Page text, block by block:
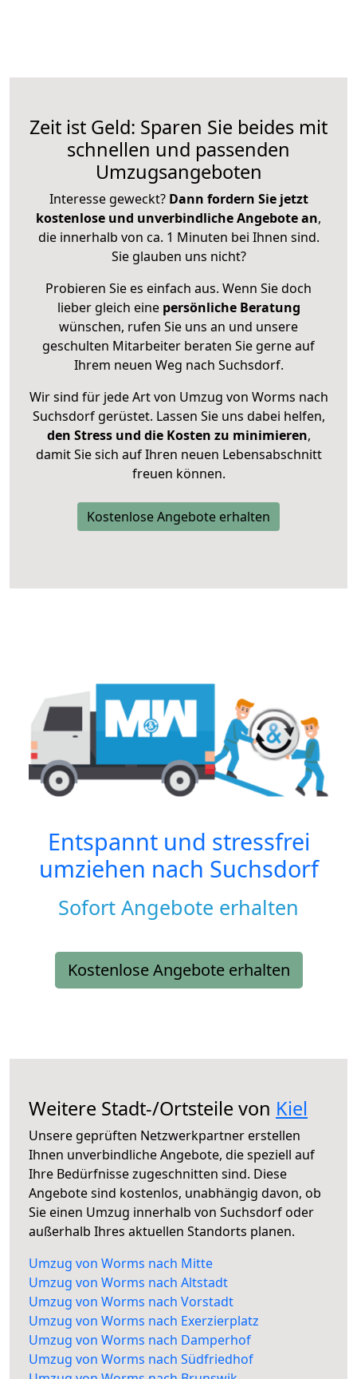
Zeit ist Geld: Sparen Sie beides mit
schnellen und passenden
Umzugsangeboten
Interesse geweckt? Dann fordern Sie jetzt
kostenlose und unverbindliche Angebote an,
die innerhalb von ca. 1 Minuten bei Ihnen sind.
Sie glauben uns nicht?
Probieren Sie es einfach aus. Wenn Sie doch
lieber gleich eine persönliche Beratung
wünschen, rufen Sie uns an und unsere
geschulten Mitarbeiter beraten Sie gerne auf
Ihrem neuen Weg nach Suchsdorf.
Wir sind für jede Art von Umzug von Worms nach
Suchsdorf gerüstet. Lassen Sie uns dabei helfen,
den Stress und die Kosten zu minimieren,
damit Sie sich auf Ihren neuen Lebensabschnitt
freuen können.
Kostenlose Angebote erhalten
Entspannt und stressfrei
umziehen nach Suchsdorf
Sofort Angebote erhalten
Kostenlose Angebote erhalten
Weitere Stadt-/Ortsteile von Kiel
Unsere geprüften Netzwerkpartner erstellen
Ihnen unverbindliche Angebote, die speziell auf
Ihre Bedürfnisse zugeschnitten sind. Diese
Angebote sind kostenlos, unabhängig davon, ob
Sie einen Umzug innerhalb von Suchsdorf oder
außerhalb Ihres aktuellen Standorts planen.
Umzug von Worms nach Mitte
Umzug von Worms nach Altstadt
Umzug von Worms nach Vorstadt
Umzug von Worms nach Exerzierplatz
Umzug von Worms nach Damperhof
Umzug von Worms nach Südfriedhof